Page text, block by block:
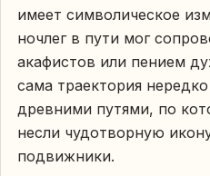
имеет символическое
ночлег в пути мог
акафистов или пением
сама траектория
древними путями, по
несли чудотворную
подвижники.